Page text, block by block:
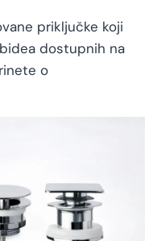
priključke koji
dostupnih na
o